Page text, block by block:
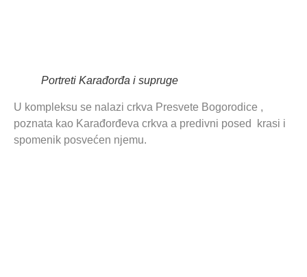
Portreti Karađorđa i supruge
U kompleksu se nalazi crkva Presvete Bogorodice ,
poznata kao Karađorđeva crkva a predivni posed krasi i
spomenik posvećen njemu.